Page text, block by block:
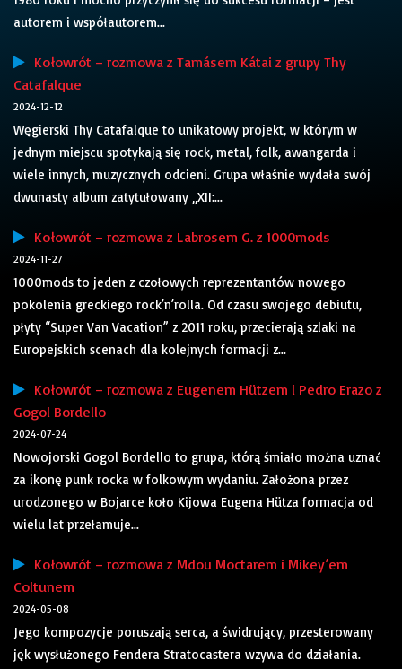
autorem i współautorem...
Kołowrót – rozmowa z Tamásem Kátai z grupy Thy
Catafalque
2024-12-12
Węgierski Thy Catafalque to unikatowy projekt, w którym w
jednym miejscu spotykają się rock, metal, folk, awangarda i
wiele innych, muzycznych odcieni. Grupa właśnie wydała swój
dwunasty album zatytułowany „XII:...
Kołowrót – rozmowa z Labrosem G. z 1000mods
2024-11-27
1000mods to jeden z czołowych reprezentantów nowego
pokolenia greckiego rock’n’rolla. Od czasu swojego debiutu,
płyty “Super Van Vacation” z 2011 roku, przecierają szlaki na
Europejskich scenach dla kolejnych formacji z...
Kołowrót – rozmowa z Eugenem Hützem i Pedro Erazo z
Gogol Bordello
2024-07-24
Nowojorski Gogol Bordello to grupa, którą śmiało można uznać
za ikonę punk rocka w folkowym wydaniu. Założona przez
urodzonego w Bojarce koło Kijowa Eugena Hütza formacja od
wielu lat przełamuje...
Kołowrót – rozmowa z Mdou Moctarem i Mikey’em
Coltunem
2024-05-08
Jego kompozycje poruszają serca, a świdrujący, przesterowany
jęk wysłużonego Fendera Stratocastera wzywa do działania.